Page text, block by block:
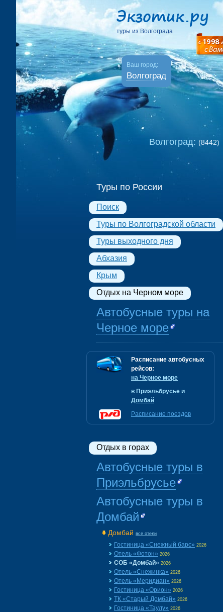
туры из Волгограда
Ваш город:
Волгоград
Волгоград: (8442)
Туры по России
Поиск
Туры по Волгоградской области
Туры выходного дня
Абхазия
Крым
Отдых на Черном море
Автобусные туры на
Черное море
Расписание автобусных
рейсов:
на Черное море
в Приэльбрусье и
Домбай
Расписание поездов
Отдых в горах
Автобусные туры в
Приэльбрусье
Автобусные туры в
Домбай
Домбай все отели
Гостиница «Снежный барс» 2026
Отель «Фотон» 2026
СОБ «Домбай» 2026
Отель «Снежинка» 2026
Отель «Меридиан» 2026
Гостиница «Орион» 2026
ТК «Старый Домбай» 2026
Гостиница «Таулу» 2026